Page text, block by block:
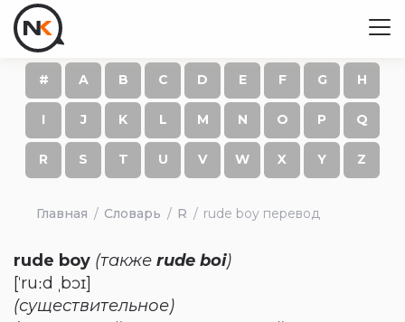
# A B C D E F G H
I J K L M N O P Q
R S T U V W X Y Z
Главная Словарь R rude boy перевод
rude boy (также rude boi)
[ˈruːd ˌbɔɪ]
(существительное)